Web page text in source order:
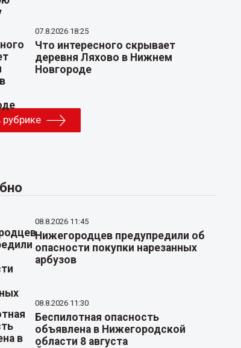
07.8.2026 18:25
Что интересного скрывает
деревня Ляхово в Нижнем
Новгороде
08.8.2026 11:45
Нижегородцев предупредили об
опасности покупки нарезанных
арбузов
08.8.2026 11:30
Беспилотная опасность
объявлена в Нижегородской
области 8 августа